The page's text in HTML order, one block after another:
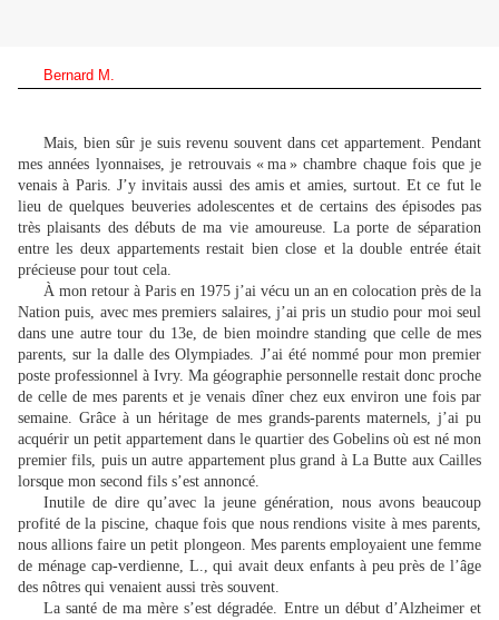
Bernard M.
Mais, bien sûr je suis revenu souvent dans cet appartement. Pendant
mes années lyonnaises, je retrouvais « ma » chambre chaque fois que je
venais à Paris. J’y invitais aussi des amis et amies, surtout. Et ce fut le
lieu de quelques beuveries adolescentes et de certains des épisodes pas
très plaisants des débuts de ma vie amoureuse. La porte de séparation
entre les deux appartements restait bien close et la double entrée était
précieuse pour tout cela.
À mon retour à Paris en 1975 j’ai vécu un an en colocation près de la
Nation puis, avec mes premiers salaires, j’ai pris un studio pour moi seul
dans une autre tour du 13e, de bien moindre standing que celle de mes
parents, sur la dalle des Olympiades. J’ai été nommé pour mon premier
poste professionnel à Ivry. Ma géographie personnelle restait donc proche
de celle de mes parents et je venais dîner chez eux environ une fois par
semaine. Grâce à un héritage de mes grands-parents maternels, j’ai pu
acquérir un petit appartement dans le quartier des Gobelins où est né mon
premier fils, puis un autre appartement plus grand à La Butte aux Cailles
lorsque mon second fils s’est annoncé.
Inutile de dire qu’avec la jeune génération, nous avons beaucoup
profité de la piscine, chaque fois que nous rendions visite à mes parents,
nous allions faire un petit plongeon. Mes parents employaient une femme
de ménage cap-verdienne, L., qui avait deux enfants à peu près de l’âge
des nôtres qui venaient aussi très souvent.
La santé de ma mère s’est dégradée. Entre un début d’Alzheimer et